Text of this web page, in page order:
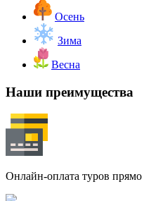
Осень
Зима
Весна
Наши преимущества
Онлайн-оплата туров прямо